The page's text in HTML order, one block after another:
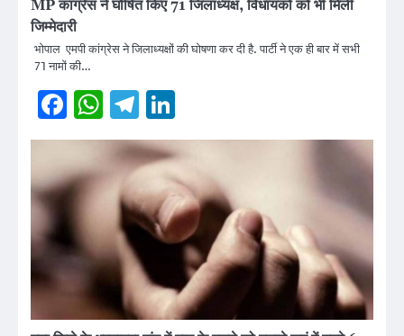
MP कांग्रेस ने घोषित किए 71 जिलाध्यक्ष, विधायकों को भी मिली
जिम्मेदारी
भोपाल एमपी कांग्रेस ने जिलाध्यक्षों की घोषणा कर दी है. पार्टी ने एक ही बार में सभी
71 नामों की…
Facebook
WhatsApp
Telegram